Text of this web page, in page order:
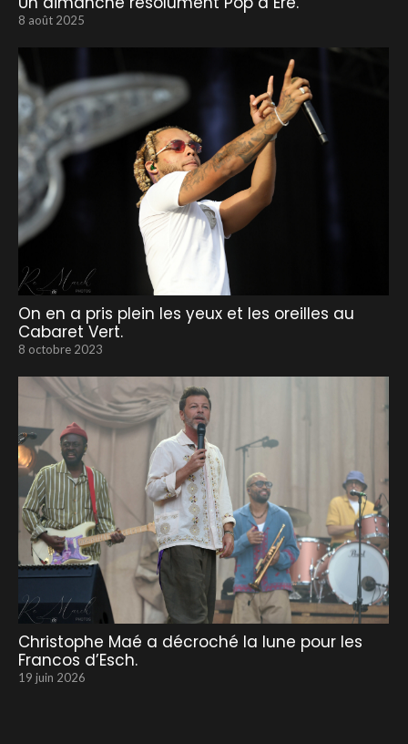
8 août 2025
On en a pris plein les yeux et les oreilles au
Cabaret Vert.
8 octobre 2023
Christophe Maé a décroché la lune pour les
Francos d’Esch.
19 juin 2026